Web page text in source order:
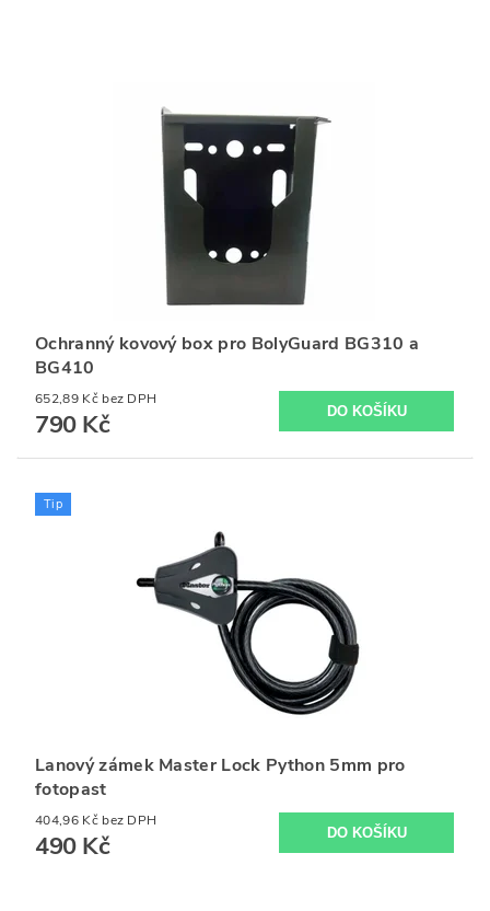
Ochranný kovový box pro BolyGuard BG310 a
BG410
652,89 Kč bez DPH
790 Kč
Tip
Lanový zámek Master Lock Python 5mm pro
fotopast
404,96 Kč bez DPH
490 Kč